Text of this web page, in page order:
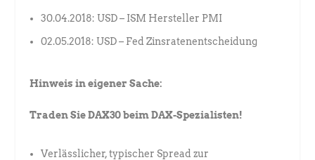
30.04.2018: USD – ISM Hersteller PMI
02.05.2018: USD – Fed Zinsratenentscheidung
Hinweis in eigener Sache:
Traden Sie DAX30 beim DAX-Spezialisten!
Verlässlicher, typischer Spread zur